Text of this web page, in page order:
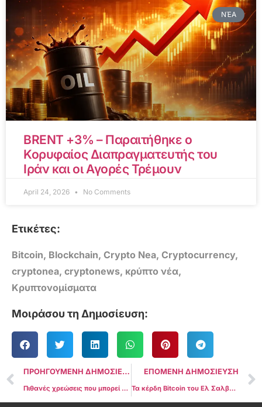
ΝΈΑ
BRENT +3% – Παραιτήθηκε ο
Κορυφαίος Διαπραγματευτής του
Ιράν και οι Αγορές Τρέμουν
April 24, 2026 No Comments
Ετικέτες:
Bitcoin, Blockchain, Crypto Nea, Cryptocurrency,
cryptonea, cryptonews, κρύπτο νέα,
Κρυπτονομίσματα
Μοιράσου τη Δημοσίευση:
ΠΡΟΗΓΟΥΜΕΝΗ ΔΗΜΟΣΙΕΥΣΗ
Πιθανές χρεώσεις που μπορεί να αντιμετωπίσει η Haliey Welch εάν η SEC διερευνήσει το λανσάρισμα του memecoin HAWK
ΕΠΟΜΕΝΗ ΔΗΜΟΣΙΕΥΣΗ
Τα κέρδη Bitcoin του Ελ Σαλβαδόρ υπερβαίνουν τα 300 εκατομμύρια δολάρια